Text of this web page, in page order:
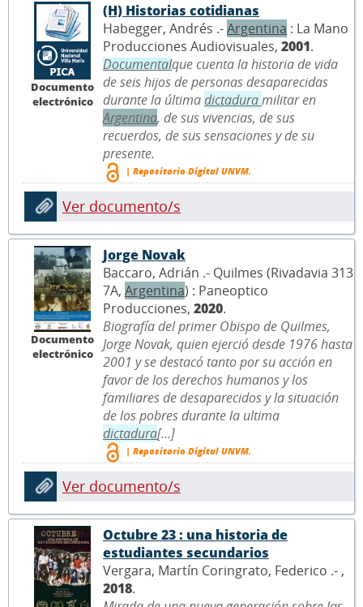
Documento
electrónico
(H) Historias cotidianas
Habegger, Andrés .-Argentina : La Mano
Producciones Audiovisuales, 2001.
Documentalque cuenta la historia de vida
de seis hijos de personas desaparecidas
durante la últimadictaduramilitar en
Argentina, de sus vivencias, de sus
recuerdos, de sus sensaciones y de su
presente.
| Repositorio Digital UNVM.
Ver documento/s
Documento
electrónico
Jorge Novak
Baccaro, Adrián .- Quilmes (Rivadavia 313
7A, Argentina) : Paneoptico
Producciones, 2020.
Biografía del primer Obispo de Quilmes,
Jorge Novak, quien ejerció desde 1976 hasta
2001 y se destacó tanto por su acción en
favor de los derechos humanos y los
familiares de desaparecidos y la situación
de los pobres durante la ultima
dictadura[...]
| Repositorio Digital UNVM.
Ver documento/s
Octubre 23 : una historia de
estudiantes secundarios
Vergara, Martín Coringrato, Federico .- ,
2018.